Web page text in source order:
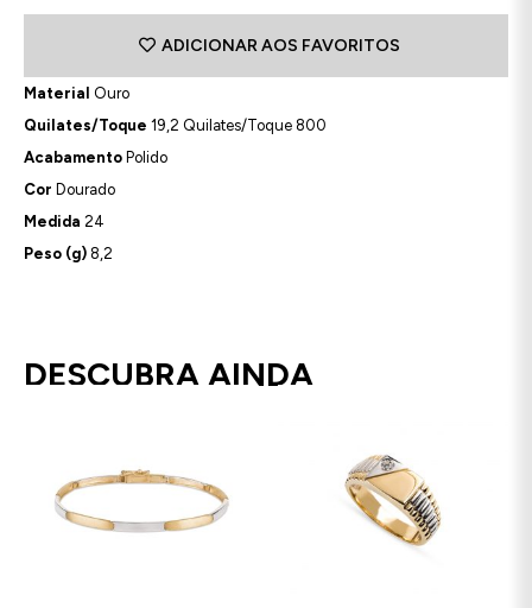
ADICIONAR AOS FAVORITOS
Material Ouro
Quilates/Toque 19,2 Quilates/Toque 800
Acabamento Polido
Cor Dourado
Medida 24
Peso (g) 8,2
DESCUBRA AINDA